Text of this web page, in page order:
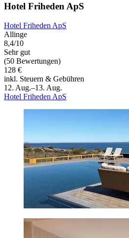
Hotel Friheden ApS
Hotel Friheden ApS
Allinge
8,4/10
Sehr gut
(50 Bewertungen)
128 €
inkl. Steuern & Gebühren
12. Aug.–13. Aug.
Hotel Friheden ApS